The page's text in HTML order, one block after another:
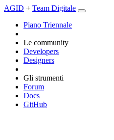
AGID + Team Digitale
Piano Triennale
Le community
Developers
Designers
Gli strumenti
Forum
Docs
GitHub